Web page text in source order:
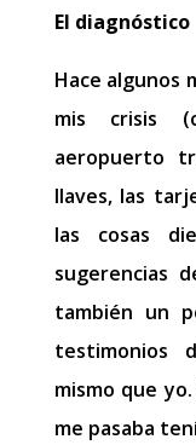
El diagnóstico
Hace algunos
mis crisis
aeropuerto
llaves, las
las cosas
sugerencias
también un
testimonios
mismo que
me pasaba